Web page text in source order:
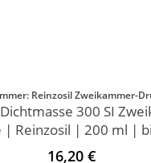
Reinzosil Zweikammer-
300 SI
| Reinzosil | 200 ml |
16,20 €